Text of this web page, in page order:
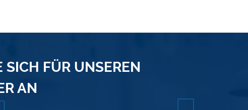
SICH FÜR UNSEREN
AN